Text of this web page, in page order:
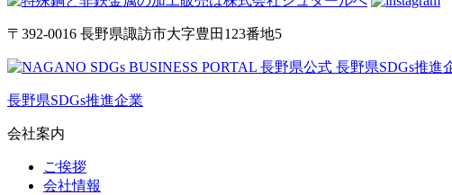
〒392-0016 長野県諏訪市大字豊田123番地5
長野県SDGs推進企業
会社案内
ご挨拶
会社情報